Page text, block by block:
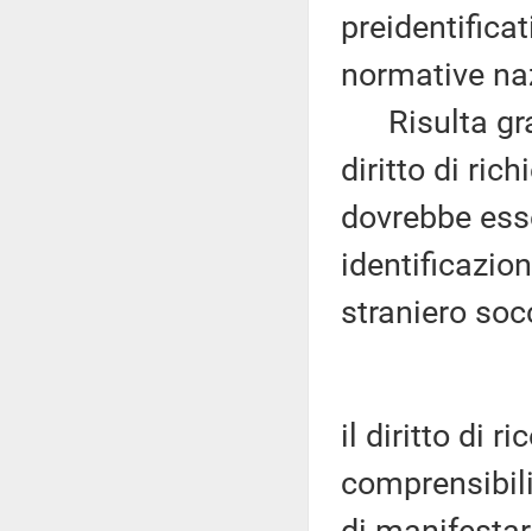
normative
Risulta
diritto di
dovrebbe
straniero
il diritto di